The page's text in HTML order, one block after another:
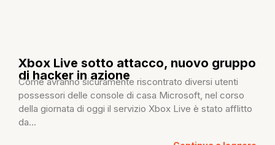
Xbox Live sotto attacco, nuovo gruppo
di hacker in azione
Come avranno sicuramente riscontrato diversi utenti
possessori delle console di casa Microsoft, nel corso
della giornata di oggi il servizio Xbox Live è stato afflitto
da...